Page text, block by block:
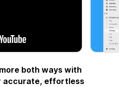
both ways with
accurate, effortless